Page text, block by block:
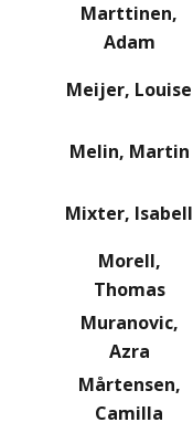
Marttinen,
Adam
Meijer, Louise
Melin, Martin
Mixter, Isabell
Morell,
Thomas
Muranovic,
Azra
Mårtensen,
Camilla